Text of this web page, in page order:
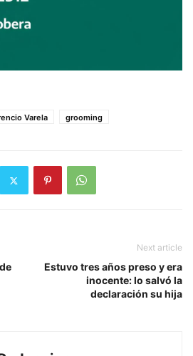
Varela grooming
Next article
Estuvo tres años preso y era
inocente: lo salvó la
declaración su hija